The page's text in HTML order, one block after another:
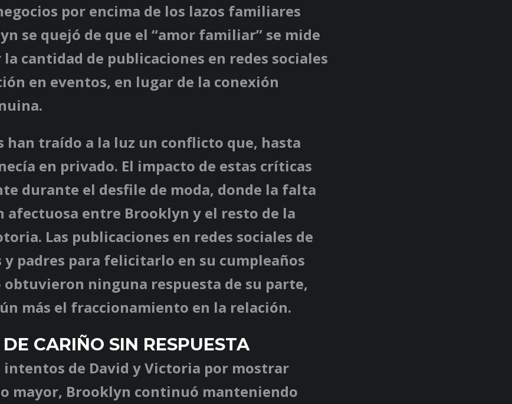
por encima de los lazos familiares
se quejó de que el “amor familiar” se mide
cantidad de publicaciones en redes sociales
en eventos, en lugar de la conexión
han traído a la luz un conflicto que, hasta
en privado. El impacto de estas críticas
durante el desfile de moda, donde la falta
afectuosa entre Brooklyn y el resto de la
Las publicaciones en redes sociales de
y padres para felicitarlo en su cumpleaños
obtuvieron ninguna respuesta de su parte,
más el fraccionamiento en la relación.
CARIÑO SIN RESPUESTA
intentos de David y Victoria por mostrar
mayor, Brooklyn continuó manteniendo